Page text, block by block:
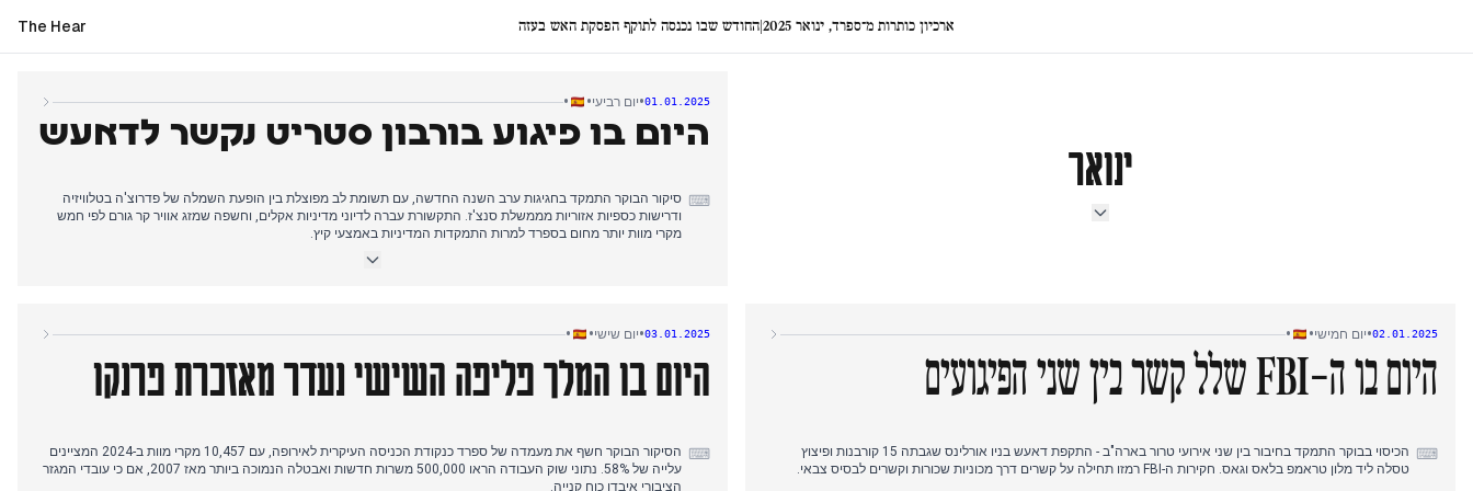
The Hear החודש שבו נכנסה לתוקף הפסקת האש בעזה| ארכיון כותרות מ־ספרד, ינואר 2025
ינואר
01.01.2025
•יום רביעי•
•
היום בו פיגוע בורבון סטריט נקשר לדאעש
⌨ סיקור הבוקר התמקד בחגיגות ערב השנה החדשה, עם תשומת לב מפוצלת בין הופעת השמלה של פדרוצ'ה בטלוויזיה
ודרישות כספיות אזוריות מממשלת סנצ'ז. התקשורת עברה לדיוני מדיניות אקלים, וחשפה שמזג אוויר קר גורם לפי חמש
מקרי מוות יותר מחום בספרד למרות התמקדות המדיניות באמצעי קיץ.
בצהריים, הסיקור עבר לאירוע רב נפגעים שהתפתח בניו אורלינס. דיווחים ראשוניים על תאונת רכב התפתחו לאישור של
שנגן אחרי המתנה של עשור. המיקוד המקומי נשאר בהעלאות שכר מינימום והתאמות פנסיה ל-2025.
02.01.2025
•יום חמישי•
•
היום בו ה-FBI שלל קשר בין שני הפיגועים
⌨
הכיסוי בבוקר התמקד בחיבור בין שני אירועי טרור בארה"ב - התקפת דאעש בניו אורלינס שגבתה 15 קורבנות ופיצוץ
טסלה ליד מלון טראמפ בלאס וגאס. חקירות ה-FBI רמזו תחילה על קשרים דרך מכוניות שכורות וקשרים לבסיס צבאי.
03.01.2025
•יום שישי•
•
היום בו המלך פליפה השישי נעדר מאזכרת פרנקו
⌨
הסיקור הבוקר חשף את מעמדה של ספרד כנקודת הכניסה העיקרית לאירופה, עם 10,457 מקרי מוות ב-2024 המציינים
עלייה של 58%. נתוני שוק העבודה הראו 500,000 משרות חדשות ואבטלה הנמוכה ביותר מאז 2007, אם כי עובדי המגזר
הציבורי איבדו כוח קנייה.